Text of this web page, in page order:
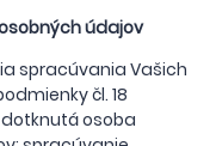
údajov
spracúvania Vašich
čl. 18
dotknutá osoba